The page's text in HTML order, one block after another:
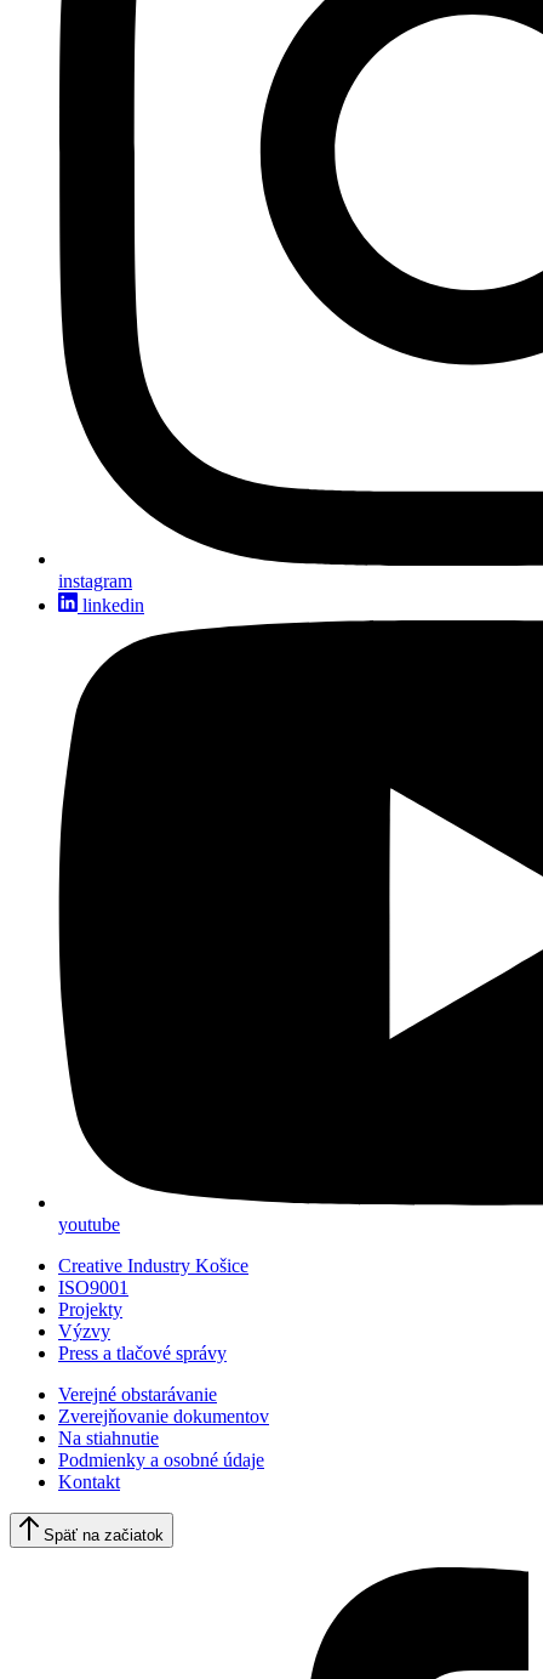
instagram
linkedin
youtube
Creative Industry Košice
ISO9001
Projekty
Výzvy
Press a tlačové správy
Verejné obstarávanie
Zverejňovanie dokumentov
Na stiahnutie
Podmienky a osobné údaje
Kontakt
Späť na začiatok